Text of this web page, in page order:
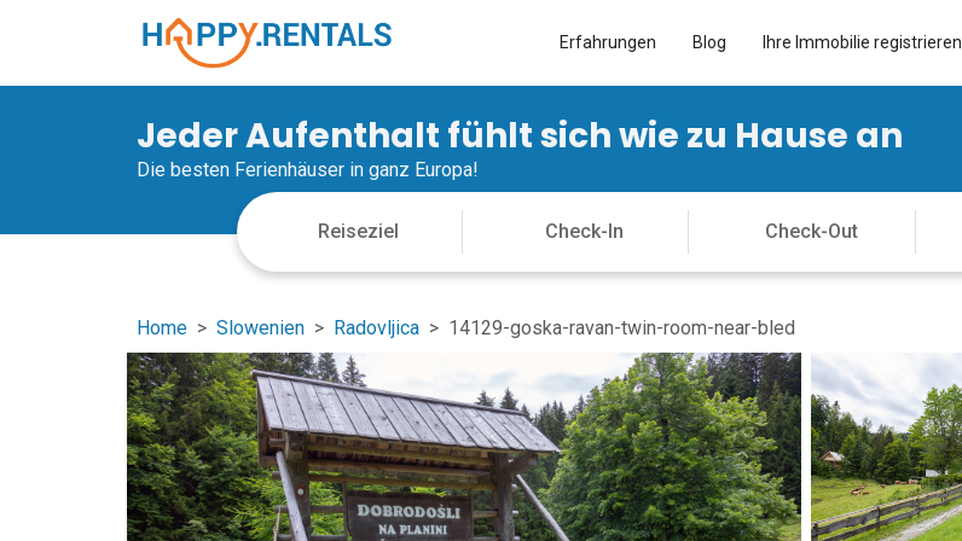
Erfahrungen Blog Ihre Immobilie registrieren
Jeder Aufenthalt fühlt sich wie zu Hause an
Die besten Ferienhäuser in ganz Europa!
Home Slowenien Radovljica 14129-goska-ravan-twin-room-near-bled